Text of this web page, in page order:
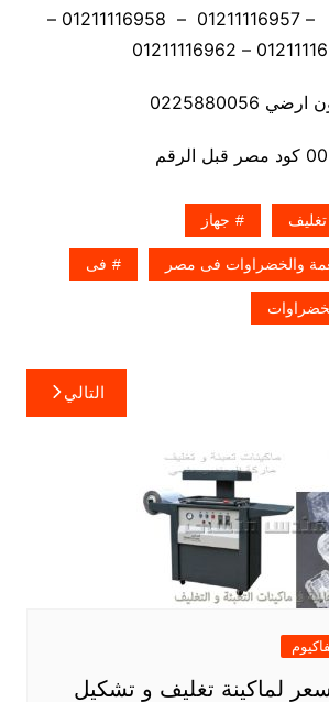
01211116956 – 01211116957 – 01211116958 –
01211116955 –
0225880056
قبل الرقم
تغليف جهاز
والخضراوات فى مصر فى
التالي
لماكينة تغليف و تشكيل